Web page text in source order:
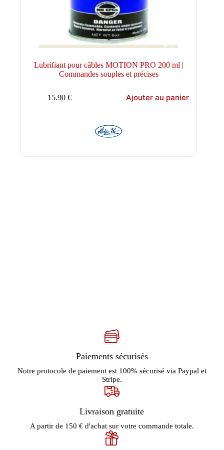
Lubrifiant pour câbles MOTION PRO 200 ml |
Commandes souples et précises
15.90€ Ajouter au panier
Paiements sécurisés
Notre protocole de paiement est 100% sécurisé via Paypal et
Stripe.
Livraison gratuite
A partir de 150 € d'achat sur votre commande totale.